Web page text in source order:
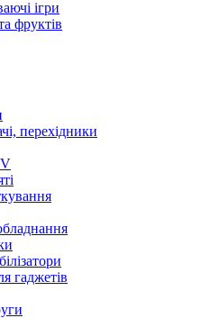
ігри
фруктів
перехідники
гаджетів